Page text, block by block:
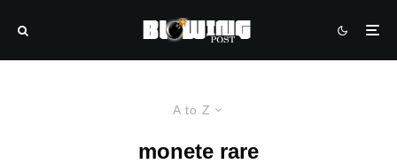
A to Z
monete rare